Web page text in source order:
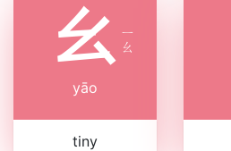
幺 ㄧ
ㄠ
yāo
tiny